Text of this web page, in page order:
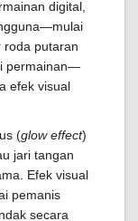
digital,
roda putaran
permainan—
efek visual
(glow effect)
jari tangan
Efek visual
pemanis
secara